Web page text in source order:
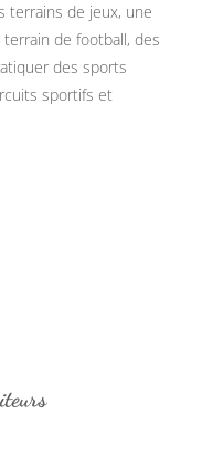
terrains de jeux, une
de football, des
des sports
sportifs et